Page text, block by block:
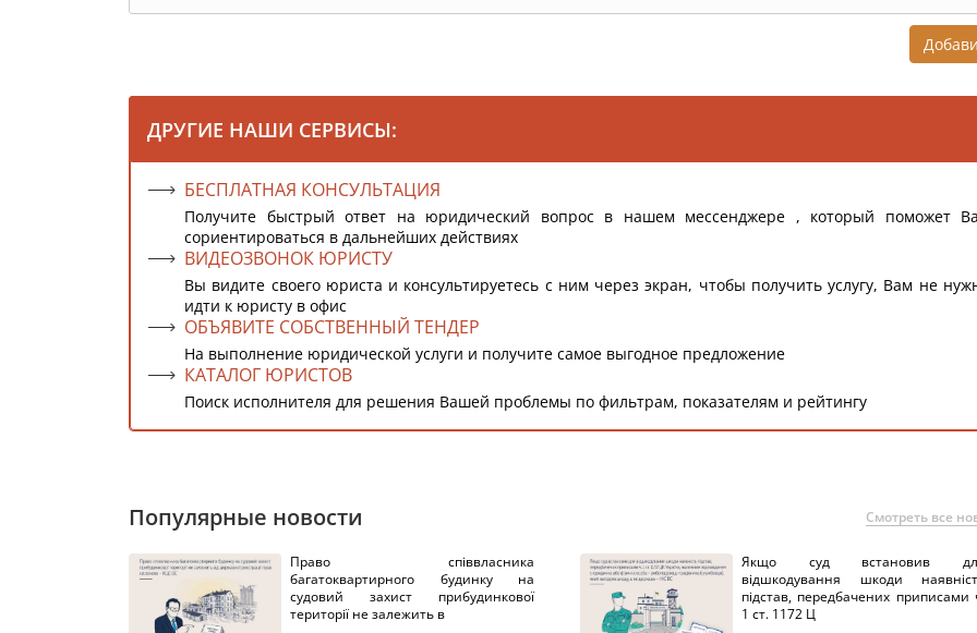
ДРУГИЕ НАШИ СЕРВИСЫ:
БЕСПЛАТНАЯ КОНСУЛЬТАЦИЯ
Получите быстрый ответ на юридический вопрос в нашем мессенджере , который поможет
сориентироваться в дальнейших действиях
ВИДЕОЗВОНОК ЮРИСТУ
Вы видите своего юриста и консультируетесь с ним через экран, чтобы получить услугу, Вам не
идти к юристу в офис
ОБЪЯВИТЕ СОБСТВЕННЫЙ ТЕНДЕР
На выполнение юридической услуги и получите самое выгодное предложение
КАТАЛОГ ЮРИСТОВ
Поиск исполнителя для решения Вашей проблемы по фильтрам, показателям и рейтингу
Популярные новости Смотреть все
Право співвласника
багатоквартирного будинку на
судовий захист прибудинкової
території не залежить в
Якщо суд встановив
відшкодування шкоди
підстав, передбачених приписами
1 ст. 1172 Ц